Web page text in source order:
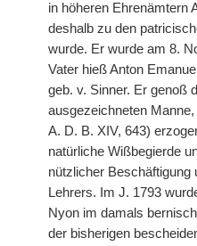
in höheren Ehrenämtern
deshalb zu den
wurde. Er wurde am 8.
Vater hieß Anton
geb. v. Sinner. Er genoß
ausgezeichneten
A. D. B. XIV, 643)
natürliche Wißbegierde
nützlicher Beschäftigung
Lehrers. Im J. 1793
Nyon im damals
der bisherigen